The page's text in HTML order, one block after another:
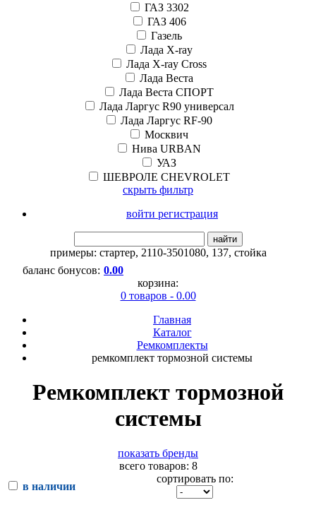
ГАЗ 3302
ГАЗ 406
Газель
Лада X-ray
Лада X-ray Cross
Лада Веста
Лада Веста СПОРТ
Лада Ларгус R90 универсал
Лада Ларгус RF-90
Москвич
Нива URBAN
УАЗ
ШЕВРОЛЕ CHEVROLET
скрыть фильтр
войти регистрация
найти
примеры: стартер, 2110-3501080, 137, стойка
баланс бонусов: 0.00
корзина:
0 товаров - 0.00
Главная
Каталог
Ремкомплекты
ремкомплект тормозной системы
Ремкомплект тормозной
системы
показать бренды
всего товаров: 8
в наличии
сортировать по: